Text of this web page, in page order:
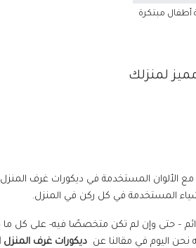
أطفال مبتكرة
لمنزلك
الألوان المستخدمة في ديكورات غرف
المستخدمة في كل ركن في المنزل.
– حتى وإن لم تكن متخصصًا فيه- على كل
نحن اليوم في مقالنا عن ديكورات غرف المنزل